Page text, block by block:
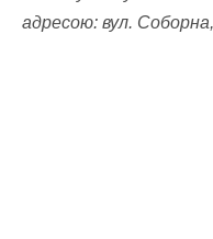
адресою: вул.